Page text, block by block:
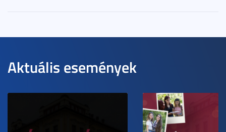
Aktuális események